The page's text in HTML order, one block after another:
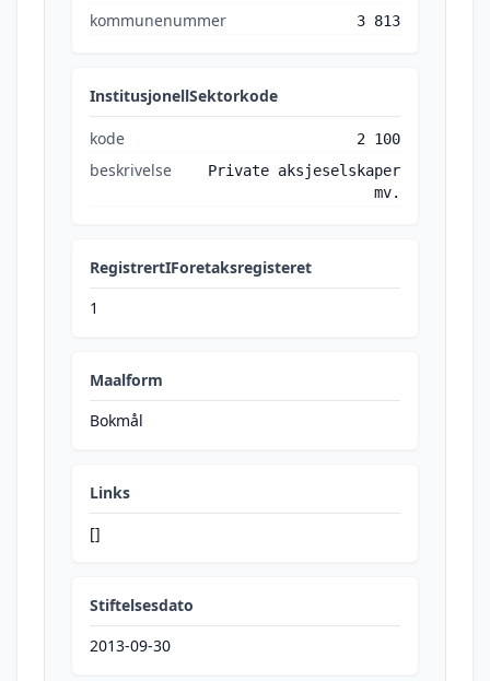
kommunenummer 3 813
InstitusjonellSektorkode
kode 2 100
beskrivelse
Private aksjeselskaper
mv.
RegistrertIForetaksregisteret
1
Maalform
Bokmål
Links
[]
Stiftelsesdato
2013-09-30